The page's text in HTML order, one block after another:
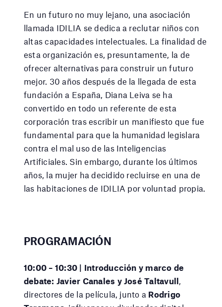
En un futuro no muy lejano, una asociación
llamada IDILIA se dedica a reclutar niños con
altas capacidades intelectuales. La finalidad de
esta organización es, presuntamente, la de
ofrecer alternativas para construir un futuro
mejor. 30 años después de la llegada de esta
fundación a España, Diana Leiva se ha
convertido en todo un referente de esta
corporación tras escribir un manifiesto que fue
fundamental para que la humanidad legislara
contra el mal uso de las Inteligencias
Artificiales. Sin embargo, durante los últimos
años, la mujer ha decidido recluirse en una de
las habitaciones de IDILIA por voluntad propia.
PROGRAMACIÓN
10:00 – 10:30 | Introducción y marco de
debate: Javier Canales y José Taltavull,
directores de la película, junto a Rodrigo